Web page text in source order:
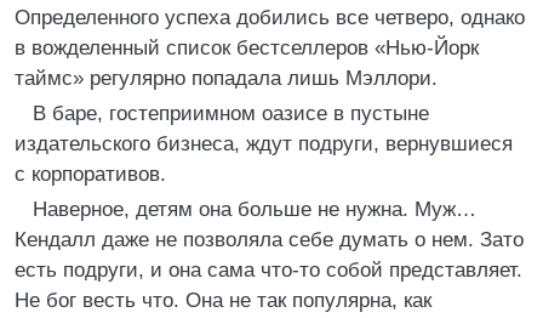
Определенного успеха добились все четверо, однако
в вожделенный список бестселлеров «Нью-Йорк
таймс» регулярно попадала лишь Мэллори.
В баре, гостеприимном оазисе в пустыне
издательского бизнеса, ждут подруги, вернувшиеся
с корпоративов.
Наверное, детям она больше не нужна. Муж…
Кендалл даже не позволяла себе думать о нем. Зато
есть подруги, и она сама что-то собой представляет.
Не бог весть что. Она не так популярна, как